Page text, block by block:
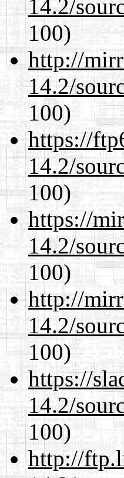
14.2/
100)
http://
14.2/
100)
https://
14.2/
100)
https://
14.2/
100)
http://
14.2/
100)
https://
14.2/
100)
http://